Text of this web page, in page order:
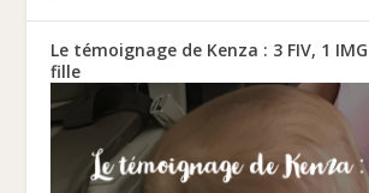
Le témoignage de Kenza : 3 FIV, 1
fille